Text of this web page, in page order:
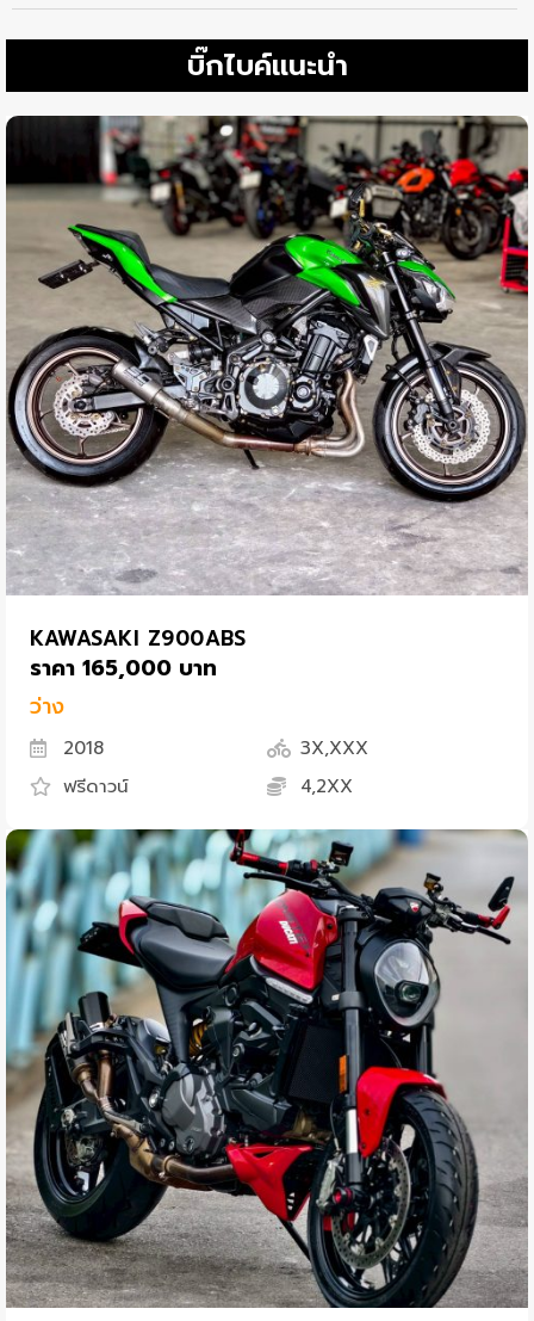
บิ๊กไบค์แนะนำ
KAWASAKI Z900ABS
ราคา 165,000 บาท
ว่าง
2018
3X,XXX
ฟรีดาวน์
4,2XX